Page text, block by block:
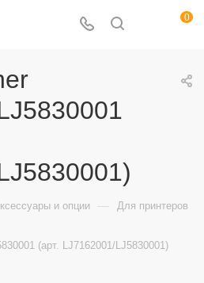
0
и опции — Для принтеров
(арт. LJ7162001/LJ5830001)